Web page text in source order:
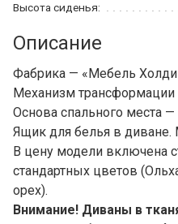
Высота сиденья:
Описание
Фабрика — «Мебель
Механизм
Основа спального места
Ящик для белья в диване.
В цену модели включена
стандартных цветов
орех).
Внимание! Диваны в